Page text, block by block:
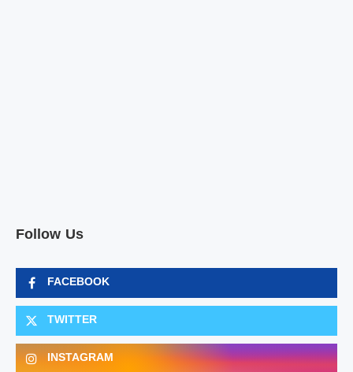
Follow Us
FACEBOOK
TWITTER
INSTAGRAM